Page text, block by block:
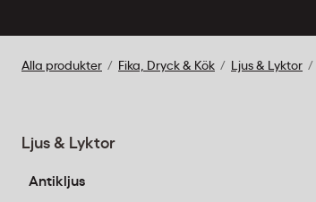
Alla produkter Fika, Dryck & Kök Ljus & Lyktor
Ljus & Lyktor
Antikljus